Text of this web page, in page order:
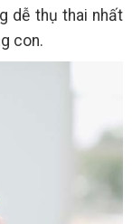
dễ thụ thai nhất
con.